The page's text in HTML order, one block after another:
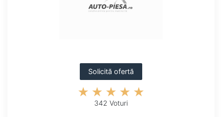
Solicită ofertă
342 Voturi